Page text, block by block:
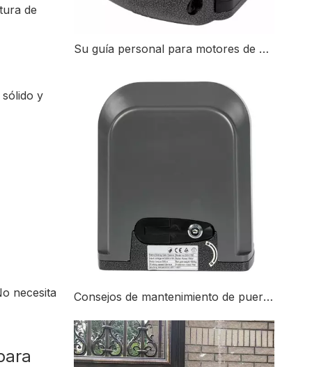
de
y
necesita
Su guía personal para motores de puertas corredizas: tipos, beneficios y consejos de instalación
Consejos de mantenimiento de puertas corredizas para 2026